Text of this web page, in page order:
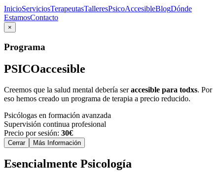
InicioServiciosTerapeutasTalleresPsicoAccesibleBlogDónde
EstamosContacto
×
Programa
PSICOaccesible
Creemos que la salud mental debería seraccesible para todxs. Por
eso hemos creado un programa de terapia a precio reducido.
Psicólogas en formación avanzada
Supervisión continua profesional
Precio por sesión: 30€
Cerrar Más Información
Esencialmente Psicología